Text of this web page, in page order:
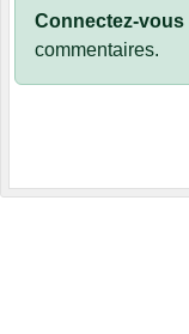
Connectez-vous
commentaires.